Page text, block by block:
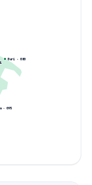
Bari· 080
·095